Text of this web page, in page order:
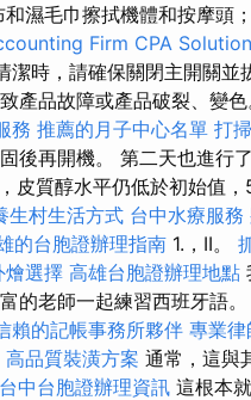
濕毛巾擦拭機體和按摩頭
Firm CPA
潔時，請確保關閉主開關並
產品故障或產品破裂、變色
務 推薦的月子中心名單 打
後再開機。 第二天也進行
皮質醇水平仍低於初始值
生村生活方式 台中水療服務
的台胞證辦理指南 1.，II。
燴選擇 高雄台胞證辦理地點
的老師一起練習西班牙語
賴的記帳事務所夥伴 專業
高品質裝潢方案 通常，這與
台中台胞證辦理資訊 這根本